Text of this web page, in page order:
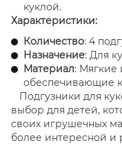
куклой.
Характеристики:
Количество: 4
Назначение: Для
Материал: Мягкие
обеспечивающие
Подгузники для
выбор для детей,
своих игрушечных
более интересной и